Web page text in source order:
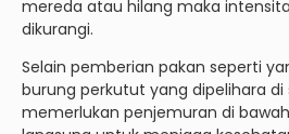
mereda atau hilang maka
dikurangi.
Selain pemberian pakan seperti
burung perkutut yang dipelihara di
memerlukan penjemuran di